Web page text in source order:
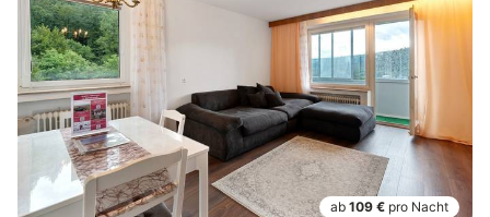
ab 109 € pro Nacht